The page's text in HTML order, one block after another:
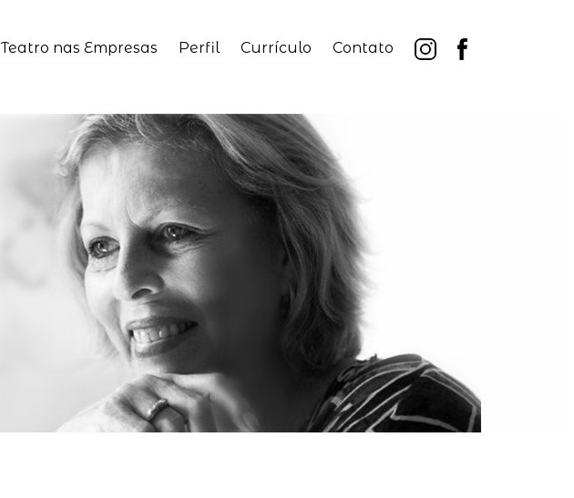
Teatro nas Empresas Perfil Currículo Contato